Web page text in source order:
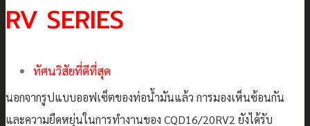
RV SERIES
ทัศนวิสัยที่ดีที่สุด
นอกจากรูปแบบออฟเซ็ตของท่อน้ำมันแล้ว การมองเห็นซ้อนกัน
และความยืดหยุ่นในการทำงานของ CQD16/20RV2 ยังได้รับ